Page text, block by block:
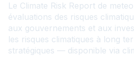
Le Climate Risk Report de
évaluations des risques
aux gouvernements et aux
les risques climatiques à long
stratégiques — disponible via